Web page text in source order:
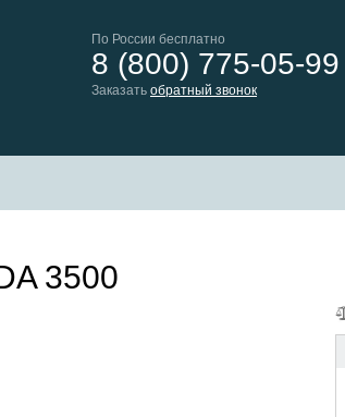
По России бесплатно
8 (800) 775-05-99
Заказать обратный звонок
3500